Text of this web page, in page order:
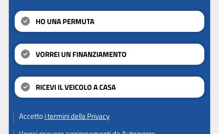
HO UNA PERMUTA
VORREI UN FINANZIAMENTO
RICEVI IL VEICOLO A CASA
Accettoi termini della Privacy